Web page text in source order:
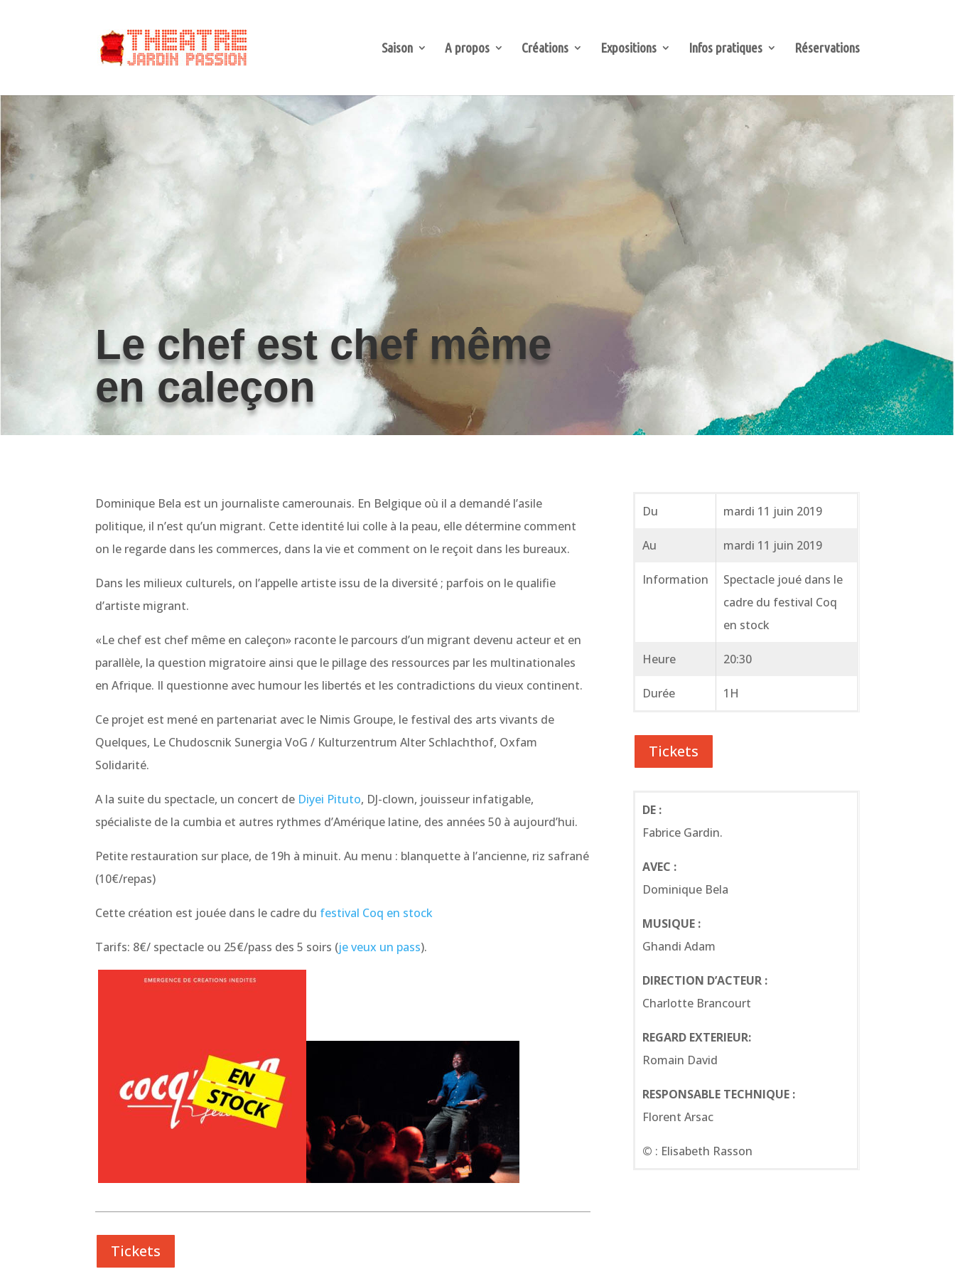
Saison A propos Créations Expositions Infos pratiques Réservations
Le chef est chef même
en caleçon
Dominique Bela est un journaliste camerounais. En Belgique où il a demandé l’asile
politique, il n’est qu’un migrant. Cette identité lui colle à la peau, elle détermine comment
on le regarde dans les commerces, dans la vie et comment on le reçoit dans les bureaux.
Dans les milieux culturels, on l’appelle artiste issu de la diversité ; parfois on le qualifie
d’artiste migrant.
«Le chef est chef même en caleçon» raconte le parcours d’un migrant devenu acteur et en
parallèle, la question migratoire ainsi que le pillage des ressources par les multinationales
en Afrique. Il questionne avec humour les libertés et les contradictions du vieux continent.
Ce projet est mené en partenariat avec le Nimis Groupe, le festival des arts vivants de
Quelques, Le Chudoscnik Sunergia VoG / Kulturzentrum Alter Schlachthof, Oxfam
Solidarité.
A la suite du spectacle, un concert de Diyei Pituto, DJ-clown, jouisseur infatigable,
spécialiste de la cumbia et autres rythmes d’Amérique latine, des années 50 à aujourd’hui.
Petite restauration sur place, de 19h à minuit. Au menu : blanquette à l’ancienne, riz safrané
(10€/repas)
Cette création est jouée dans le cadre du festival Coq en stock
Tarifs: 8€/ spectacle ou 25€/pass des 5 soirs (je veux un pass).
Tickets
Du mardi 11 juin 2019
Au mardi 11 juin 2019
Information
Spectacle joué dans le
cadre du festival Coq
en stock
Heure 20:30
Durée 1H
Tickets
DE :
Fabrice Gardin.
AVEC :
Dominique Bela
MUSIQUE :
Ghandi Adam
DIRECTION D’ACTEUR :
Charlotte Brancourt
REGARD EXTERIEUR:
Romain David
RESPONSABLE TECHNIQUE :
Florent Arsac
© : Elisabeth Rasson